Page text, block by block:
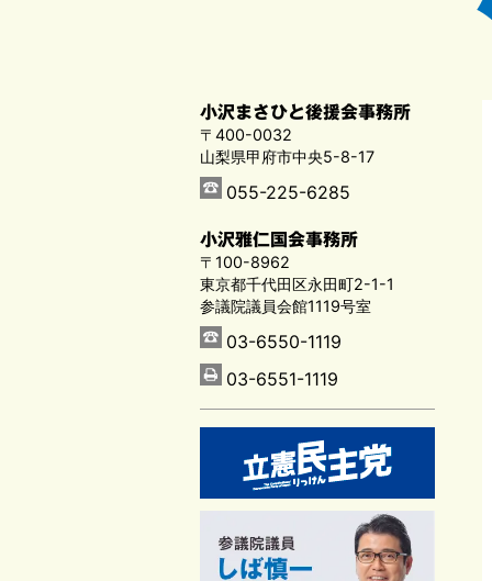
小沢まさひと後援会事務所
〒400-0032
山梨県甲府市中央5-8-17
055-225-6285
小沢雅仁国会事務所
〒100-8962
東京都千代田区永田町2-1-1
参議院議員会館1119号室
03-6550-1119
03-6551-1119